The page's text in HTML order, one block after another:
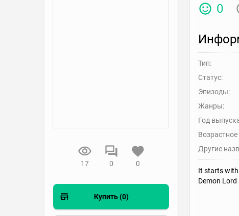
17 0 0
Купить (0)
0
Тип:
Статус:
Эпизоды:
Жанры:
Год
Другие
It starts with
Demon